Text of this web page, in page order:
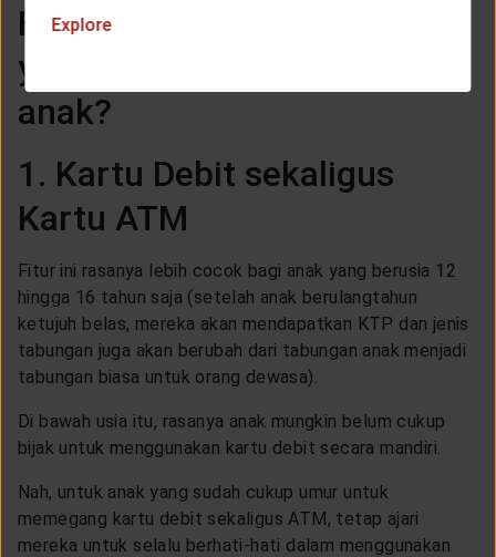
Fitur tabungan seperti apa
yang dibutuhkan untuk
anak?
1. Kartu Debit sekaligus
Kartu ATM
Fitur ini rasanya lebih cocok bagi anak yang berusia 12
hingga 16 tahun saja (setelah anak berulangtahun
ketujuh belas, mereka akan mendapatkan KTP dan jenis
tabungan juga akan berubah dari tabungan anak menjadi
tabungan biasa untuk orang dewasa).
Di bawah usia itu, rasanya anak mungkin belum cukup
bijak untuk menggunakan kartu debit secara mandiri.
Nah, untuk anak yang sudah cukup umur untuk
memegang kartu debit sekaligus ATM, tetap ajari
mereka untuk selalu berhati-hati dalam menggunakan
Explore